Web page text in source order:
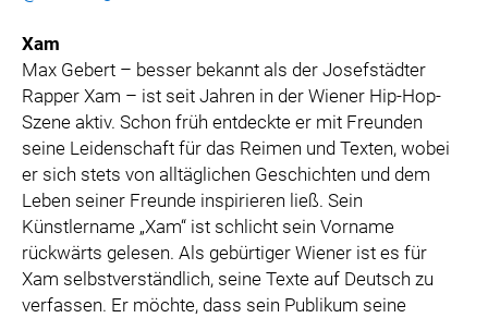
Xam
Max Gebert – besser bekannt als der Josefstädter
Rapper Xam – ist seit Jahren in der Wiener Hip-Hop-
Szene aktiv. Schon früh entdeckte er mit Freunden
seine Leidenschaft für das Reimen und Texten, wobei
er sich stets von alltäglichen Geschichten und dem
Leben seiner Freunde inspirieren ließ. Sein
Künstlername „Xam“ ist schlicht sein Vorname
rückwärts gelesen. Als gebürtiger Wiener ist es für
Xam selbstverständlich, seine Texte auf Deutsch zu
verfassen. Er möchte, dass sein Publikum seine